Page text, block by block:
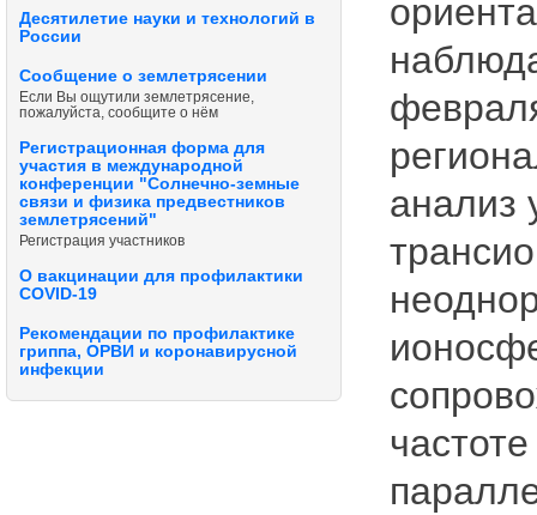
Десятилетие науки и технологий в
России
Сообщение о землетрясении
Если Вы ощутили землетрясение,
пожалуйста, сообщите о нём
Регистрационная форма для
участия в международной
конференции "Солнечно-земные
связи и физика предвестников
землетрясений"
Регистрация участников
О вакцинации для профилактики
COVID-19
Рекомендации по профилактике
гриппа, ОРВИ и коронавирусной
инфекции
анализ